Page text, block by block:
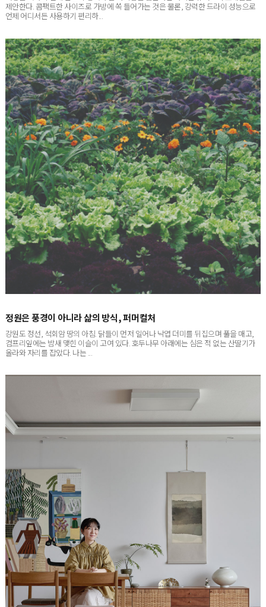
여행을 떠나기 전에 반드시 챙겨야 할 아이템을 꼽는다면 다이슨 슈퍼소닉 트래블을
제안한다. 콤팩트한 사이즈로 가방에 쏙 들어가는 것은 물론, 강력한 드라이 성능으로
정원은 풍경이 아니라 삶의 방식, 퍼머컬처
강원도 정선, 석회암 땅의 아침. 닭들이 먼저 일어나 낙엽 더미를 뒤집으며 풀을 매고,
컴프리잎에는 밤새 맺힌 이슬이 고여 있다. 호두나무 아래에는 심은 적 없는 산딸기가